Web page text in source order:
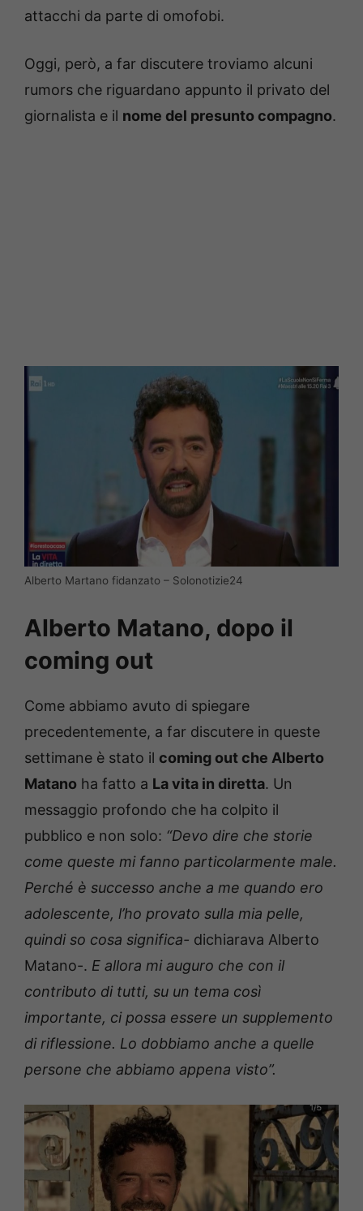
attacchi da parte di omofobi.
Oggi, però, a far discutere troviamo alcuni
rumors che riguardano appunto il privato del
giornalista e il nome del presunto compagno.
Alberto Martano fidanzato – Solonotizie24
Alberto Matano, dopo il
coming out
Come abbiamo avuto di spiegare
precedentemente, a far discutere in queste
settimane è stato il coming out che Alberto
Matano ha fatto a La vita in diretta. Un
messaggio profondo che ha colpito il
pubblico e non solo: “Devo dire che storie
come queste mi fanno particolarmente male.
Perché è successo anche a me quando ero
adolescente, l’ho provato sulla mia pelle,
quindi so cosa significa- dichiarava Alberto
Matano-. E allora mi auguro che con il
contributo di tutti, su un tema così
importante, ci possa essere un supplemento
di riflessione. Lo dobbiamo anche a quelle
persone che abbiamo appena visto”.